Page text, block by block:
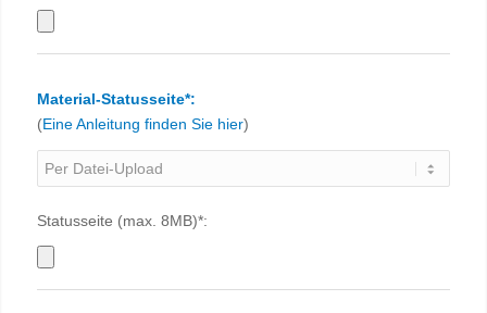
Material-Statusseite*:
(Eine Anleitung finden Sie hier)
Statusseite (max. 8MB)*: